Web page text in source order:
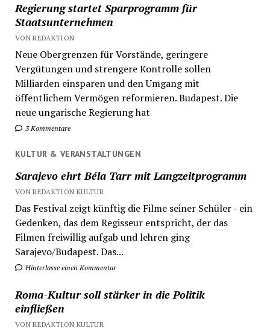
Regierung startet Sparprogramm für
Staatsunternehmen
VON REDAKTION
Neue Obergrenzen für Vorstände, geringere
Vergütungen und strengere Kontrolle sollen
Milliarden einsparen und den Umgang mit
öffentlichem Vermögen reformieren. Budapest. Die
neue ungarische Regierung hat
3 Kommentare
KULTUR & VERANSTALTUNGEN
Sarajevo ehrt Béla Tarr mit Langzeitprogramm
VON REDAKTION KULTUR
Das Festival zeigt künftig die Filme seiner Schüler - ein
Gedenken, das dem Regisseur entspricht, der das
Filmen freiwillig aufgab und lehren ging
Sarajevo/Budapest. Das...
Hinterlasse einen Kommentar
Roma-Kultur soll stärker in die Politik
einfließen
VON REDAKTION KULTUR